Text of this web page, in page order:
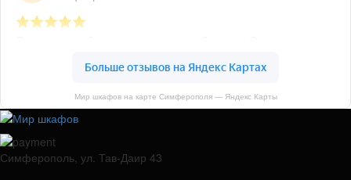
Мир шкафов на карте Симферополя — Яндекс Карты
Симферополь, ул. Тав-Даир 43